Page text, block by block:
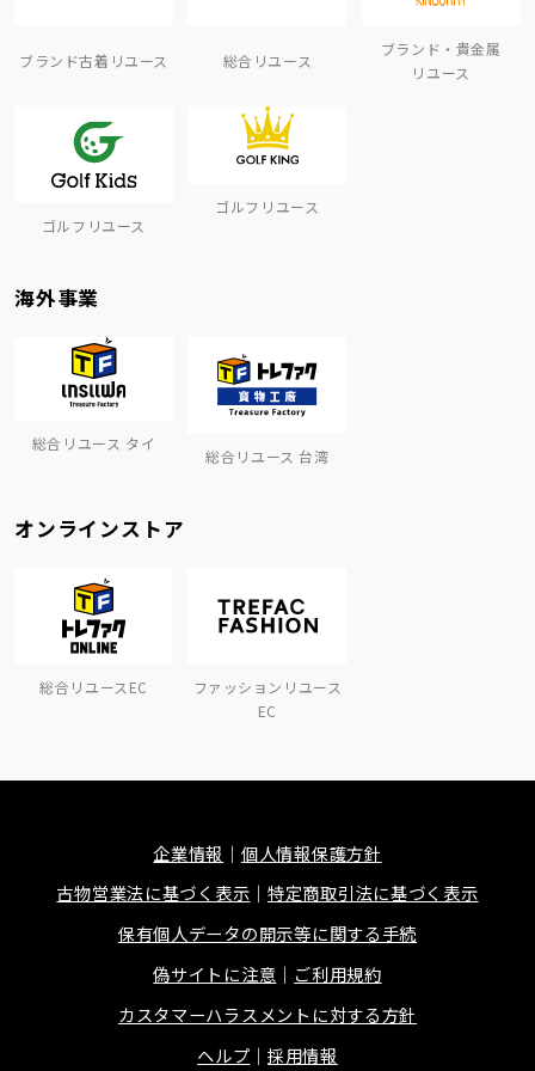
ブランド古着リユース 総合リユース
ブランド・貴金属
リユース
ゴルフリユース
ゴルフリユース
海外事業
総合リユース タイ
総合リユース 台湾
オンラインストア
総合リユースEC
ファッションリユース
EC
企業情報
個人情報保護方針
古物営業法に基づく表示
特定商取引法に基づく表示
保有個人データの開示等に関する手続
偽サイトに注意
ご利用規約
カスタマーハラスメントに対する方針
ヘルプ
採用情報